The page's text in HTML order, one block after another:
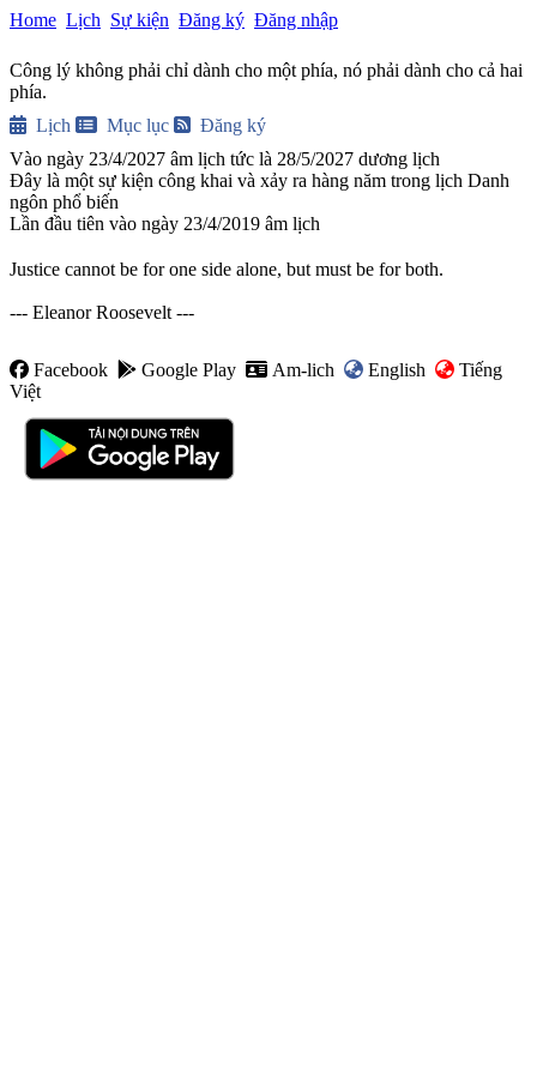
Home Lịch Sự kiện Đăng ký Đăng nhập
Công lý không phải chỉ dành cho một phía, nó phải dành cho cả hai
phía.
Lịch
Mục lục
Đăng ký
Vào ngày 23/4/2027 âm lịch tức là 28/5/2027 dương lịch
Đây là một sự kiện công khai và xảy ra hàng năm trong lịch Danh
ngôn phổ biến
Lần đầu tiên vào ngày 23/4/2019 âm lịch
Justice cannot be for one side alone, but must be for both.
--- Eleanor Roosevelt ---
Facebook Google Play Am-lich English
Tiếng
Việt